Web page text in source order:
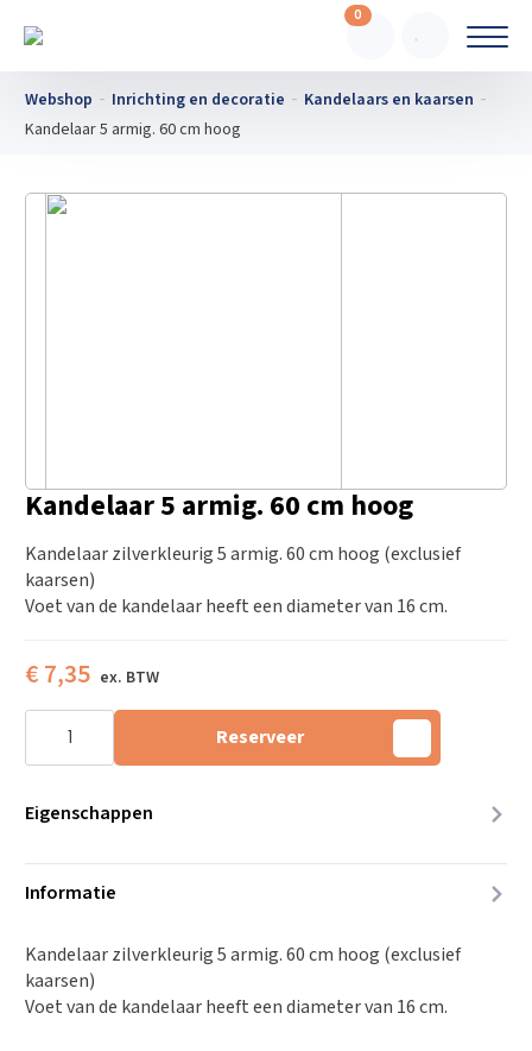
0
Webshop Inrichting en decoratie
Kandelaars en kaarsen
Kandelaar 5 armig. 60 cm hoog
Kandelaar 5 armig. 60 cm hoog
Kandelaar zilverkleurig 5 armig. 60 cm hoog (exclusief
kaarsen)
Voet van de kandelaar heeft een diameter van 16 cm.
€ 7,35
Kandelaar
armig.
60
hoog
aantal
Reserveer
Eigenschappen
Informatie
Kandelaar zilverkleurig 5 armig. 60 cm hoog (exclusief
kaarsen)
Voet van de kandelaar heeft een diameter van 16 cm.